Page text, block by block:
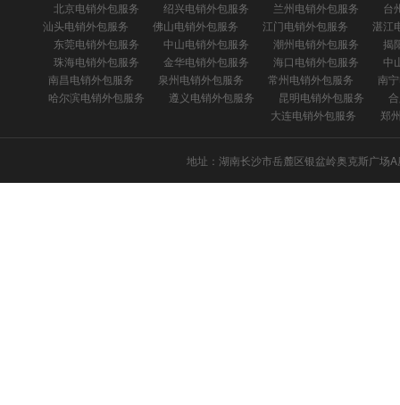
北京电销外包服务 绍兴电销外包服务 兰州电销外包服务
台
汕头电销外包服务
佛山电销外包服务 江门电销外包服务
湛江
东莞电销外包服务
中山电销外包服务 潮州电销外包服务
揭
珠海电销外包服务
金华电销外包服务 海口电销外包服务
中
南昌电销外包服务
泉州电销外包服务 常州电销外包服务
南
哈尔滨电销外包服务
遵义电销外包服务 昆明电销外包服务
大连电销外包服务
郑
地址：湖南长沙市岳麓区银盆岭奥克斯广